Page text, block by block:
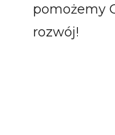
pomożemy
rozwój!